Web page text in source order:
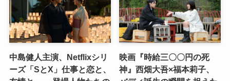
中島健人主演、Netflixシリ
ーズ「SとX」仕事と恋と、
映画『時給三〇〇円の死
神』西畑大吾×福本莉子、